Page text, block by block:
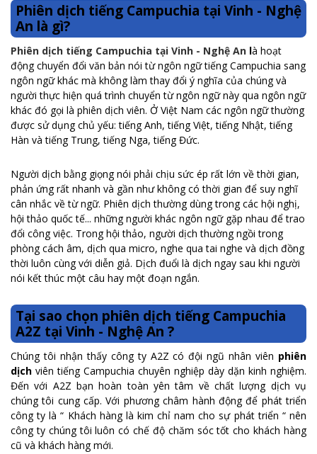
Phiên dịch tiếng Campuchia tại Vinh - Nghệ
An là gì?
Phiên dịch tiếng Campuchia tại Vinh - Nghệ An là hoạt
động chuyển đổi văn bản nói từ ngôn ngữ tiếng Campuchia sang
ngôn ngữ khác mà không làm thay đổi ý nghĩa của chúng và
người thực hiện quá trình chuyển từ ngôn ngữ này qua ngôn ngữ
khác đó gọi là phiên dịch viên. Ở Việt Nam các ngôn ngữ thường
được sử dụng chủ yếu: tiếng Anh, tiếng Việt, tiếng Nhật, tiếng
Hàn và tiếng Trung, tiếng Nga, tiếng Đức.
Người dịch bằng giọng nói phải chịu sức ép rất lớn về thời gian,
phản ứng rất nhanh và gần như không có thời gian để suy nghĩ
cân nhắc về từ ngữ. Phiên dịch thường dùng trong các hội nghị,
hội thảo quốc tế... những người khác ngôn ngữ gặp nhau để trao
đổi công việc. Trong hội thảo, người dịch thường ngồi trong
phòng cách âm, dịch qua micro, nghe qua tai nghe và dịch đồng
thời luôn cùng với diễn giả. Dịch đuổi là dịch ngay sau khi người
nói kết thúc một câu hay một đoạn ngắn.
Tại sao chọn phiên dịch tiếng Campuchia
A2Z tại Vinh - Nghệ An ?
Chúng tôi nhận thấy công ty A2Z có đội ngũ nhân viên phiên
dịch viên tiếng Campuchia chuyên nghiệp dày dặn kinh nghiệm.
Đến với A2Z bạn hoàn toàn yên tâm về chất lượng dịch vụ
chúng tôi cung cấp. Với phương châm hành động để phát triển
công ty là “ Khách hàng là kim chỉ nam cho sự phát triển “ nên
công ty chúng tôi luôn có chế độ chăm sóc tốt cho khách hàng
cũ và khách hàng mới.